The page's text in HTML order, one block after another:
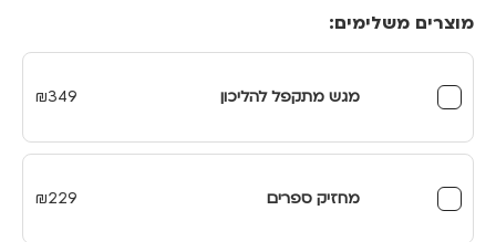
מוצרים משלימים:
מגש מתקפל להליכון ₪349
מחזיק ספרים ₪229